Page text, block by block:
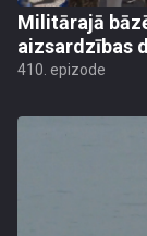
Militārajā
aizsardzības
410. epizode